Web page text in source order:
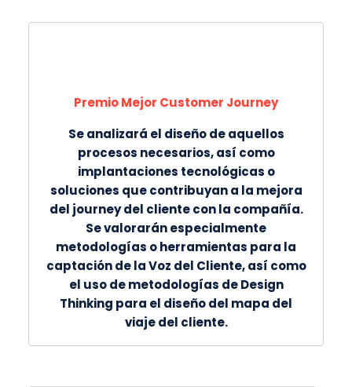
Premio Mejor Customer Journey
Se analizará el diseño de aquellos
procesos necesarios, así como
implantaciones tecnológicas o
soluciones que contribuyan a la mejora
del journey del cliente con la compañía.
Se valorarán especialmente
metodologías o herramientas para la
captación de la Voz del Cliente, así como
el uso de metodologías de Design
Thinking para el diseño del mapa del
viaje del cliente.